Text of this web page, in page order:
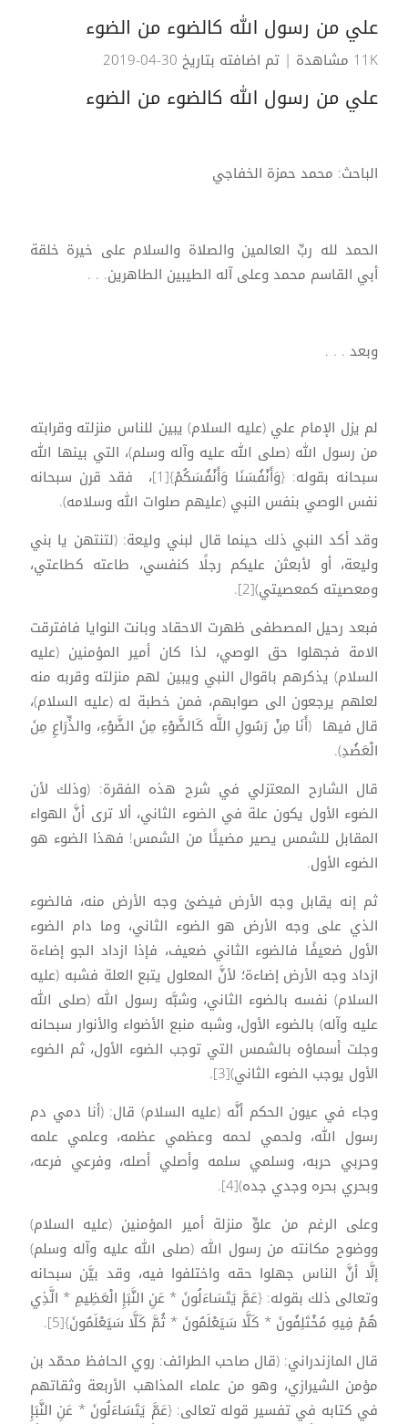
علي من رسول الله كالضوء من الضوء
11K مشاهدة | تم اضافته بتاريخ 30-04-2019
علي من رسول الله كالضوء من الضوء
الباحث: محمد حمزة الخفاجي
الحمد لله ربِّ العالمين والصلاة والسلام على خيرة خلقة
أبي القاسم محمد وعلى آله الطيبين الطاهرين. . .
وبعد . . .
لم يزل الإمام علي (عليه السلام) يبين للناس منزلته وقرابته
من رسول الله (صلى الله عليه وآله وسلم)، التي بينها الله
سبحانه بقوله: {وَأَنْفُسَنَا وَأَنْفُسَكُمْ}[1]، فقد قرن سبحانه
نفس الوصي بنفس النبي (عليهم صلوات الله وسلامه).
وقد أكد النبي ذلك حينما قال لبني وليعة: (لتنتهن يا بني
وليعة، أو لأبعثن عليكم رجلًا كنفسي، طاعته كطاعتي،
ومعصيته كمعصيتي)[2].
فبعد رحيل المصطفى ظهرت الاحقاد وبانت النوايا فافترقت
الامة فجهلوا حق الوصي، لذا كان أمير المؤمنين (عليه
السلام) يذكرهم باقوال النبي ويبين لهم منزلته وقربه منه
لعلهم يرجعون الى صوابهم، فمن خطبة له (عليه السلام)،
قال فيها (أَنَا مِنْ رَسُولِ اللَّه كَالضَّوْءِ مِنَ الضَّوْءِ، والذِّرَاعِ مِنَ
الْعَضُدِ).
قال الشارح المعتزلي في شرح هذه الفقرة: (وذلك لأن
الضوء الأول يكون علة في الضوء الثاني، ألا ترى أنَّ الهواء
المقابل للشمس يصير مضيئًا من الشمس! فهذا الضوء هو
الضوء الأول.
ثم إنه يقابل وجه الأرض فيضئ وجه الأرض منه، فالضوء
الذي على وجه الأرض هو الضوء الثاني، وما دام الضوء
الأول ضعيفًا فالضوء الثاني ضعيف، فإذا ازداد الجو إضاءة
ازداد وجه الأرض إضاءة؛ لأنَّ المعلول يتبع العلة فشبه (عليه
السلام) نفسه بالضوء الثاني، وشبَّه رسول الله (صلى الله
عليه وآله) بالضوء الأول، وشبه منبع الأضواء والأنوار سبحانه
وجلت أسماؤه بالشمس التي توجب الضوء الأول، ثم الضوء
الأول يوجب الضوء الثاني)[3].
وجاء في عيون الحكم أنَّه (عليه السلام) قال: (أنا دمي دم
رسول الله، ولحمي لحمه وعظمي عظمه، وعلمي علمه
وحربي حربه، وسلمي سلمه وأصلي أصله، وفرعي فرعه،
وبحري بحره وجدي جده)[4].
وعلى الرغم من علوِّ منزلة أمير المؤمنين (عليه السلام)
ووضوح مكانته من رسول الله (صلى الله عليه وآله وسلم)
إلَّا أنَّ الناس جهلوا حقه واختلفوا فيه، وقد بيَّن سبحانه
وتعالى ذلك بقوله: {عَمَّ يَتَسَاءَلُونَ * عَنِ النَّبَإِ الْعَظِيمِ * الَّذِي
هُمْ فِيهِ مُخْتَلِفُونَ * كَلَّا سَيَعْلَمُونَ * ثُمَّ كَلَّا سَيَعْلَمُونَ}[5].
قال المازندراني: (قال صاحب الطرائف: روي الحافظ محمّد بن
مؤمن الشيرازي، وهو من علماء المذاهب الأربعة وثقاتهم
في كتابه في تفسير قوله تعالى: {عَمَّ يَتَسَاءَلُونَ * عَنِ النَّبَإِ